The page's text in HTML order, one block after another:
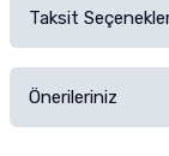
Taksit
Önerileriniz